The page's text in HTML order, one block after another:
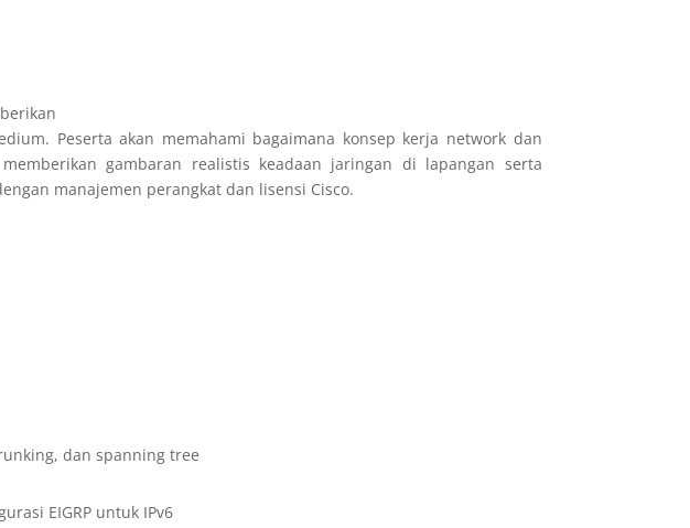
Peserta akan memahami bagaimana konsep kerja network dan
gambaran realistis keadaan jaringan di lapangan serta
manajemen perangkat dan lisensi Cisco.
dan spanning tree
EIGRP untuk IPv6